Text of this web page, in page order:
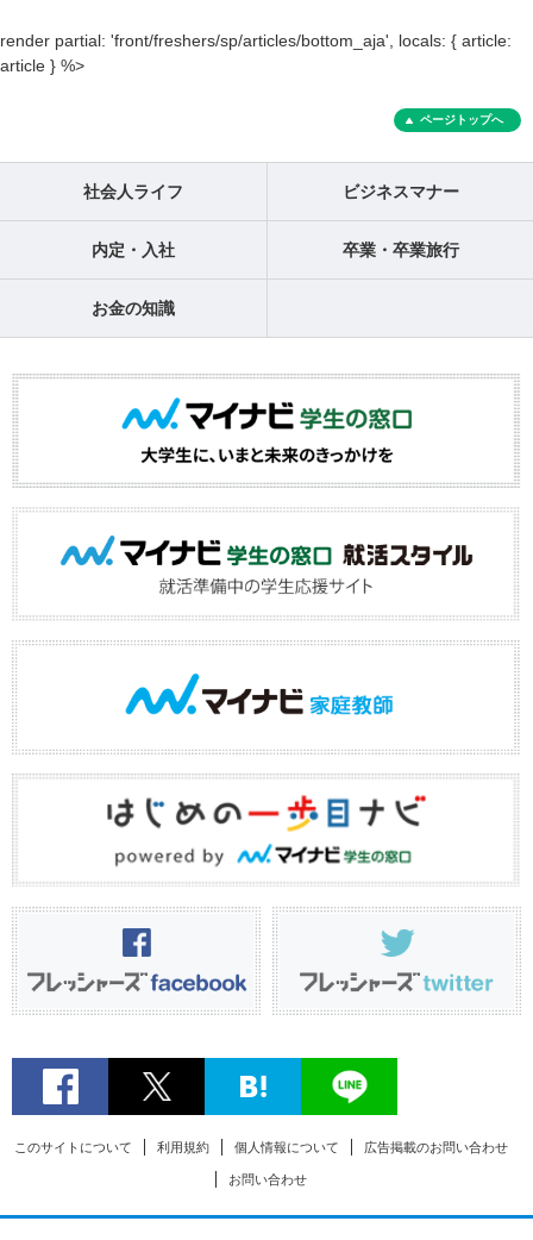
render partial: 'front/freshers/sp/articles/bottom_aja', locals: { article:
article } %>
ページトップへ
社会人ライフ ビジネスマナー
内定・入社 卒業・卒業旅行
お金の知識
このサイトについて 利用規約 個人情報について 広告掲載のお問い合わせ
お問い合わせ